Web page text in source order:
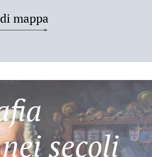
mappa
secoli